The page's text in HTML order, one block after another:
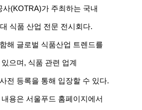
(KOTRA)가 주최하는 국내
식품 산업 전문 전시회다.
해 글로벌 식품산업 트렌드를
으며, 식품 관련 업계
전 등록을 통해 입장할 수 있다.
용은 서울푸드 홈페이지에서